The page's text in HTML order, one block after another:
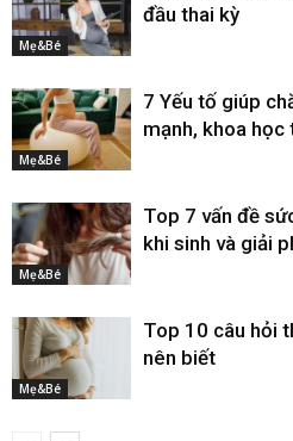
Mẹ&Bé
đầu thai kỳ
Mẹ&Bé
7 Yếu tố giúp
mạnh, khoa
Mẹ&Bé
Top 7 vấn đề
khi sinh và giải
Mẹ&Bé
Top 10 câu hỏi
nên biết